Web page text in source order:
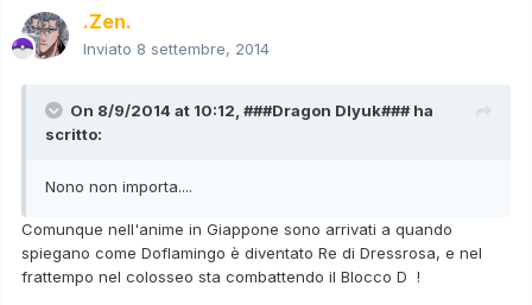
.Zen.
Inviato 8 settembre, 2014
On 8/9/2014 at 10:12, ###Dragon Dlyuk### ha
scritto:
Nono non importa....
Comunque nell'anime in Giappone sono arrivati a quando
spiegano come Doflamingo è diventato Re di Dressrosa, e nel
frattempo nel colosseo sta combattendo il Blocco D !